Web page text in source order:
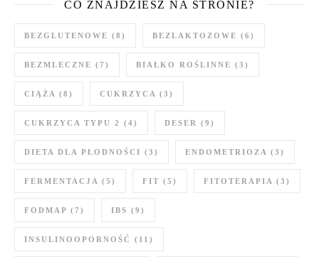
CO ZNAJDZIESZ NA STRONIE?
BEZGLUTENOWE (8) BEZLAKTOZOWE (6)
BEZMLECZNE (7) BIAŁKO ROŚLINNE (3)
CIĄŻA (8) CUKRZYCA (3)
CUKRZYCA TYPU 2 (4) DESER (9)
DIETA DLA PŁODNOŚCI (3) ENDOMETRIOZA (3)
FERMENTACJA (5) FIT (5) FITOTERAPIA (3)
FODMAP (7) IBS (9)
INSULINOOPORNOŚĆ (11)